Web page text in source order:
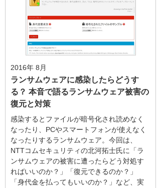
2016年 8月
ランサムウェアに感染したらどうす
る？ 本音で語るランサムウェア被害の
復元と対策
感染するとファイルが暗号化され読めなく
なったり、PCやスマートフォンが使えなく
なったりするランサムウェア。今回は、
NTTコムセキュリティの北河拓士氏に「ラ
ンサムウェアの被害に遭ったらどう対処す
ればいいのか？」「復元できるのか？」
「身代金を払ってもいいのか？」など、実